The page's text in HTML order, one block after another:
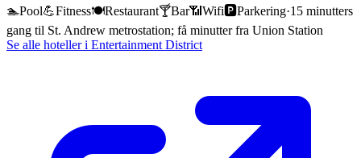
🏊Pool💪Fitness🍽️Restaurant🍸Bar📶 Wifi🅿️Parkering·15 minutters
gang til St. Andrew metrostation; få minutter fra Union Station
Se alle hoteller i Entertainment District